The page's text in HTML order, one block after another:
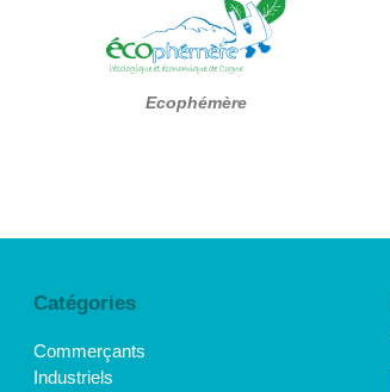
Ecophémère
Catégories
Commerçants
Industriels